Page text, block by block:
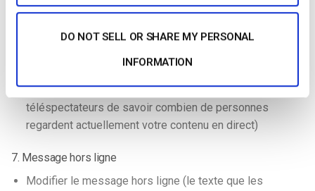
DO NOT SELL OR SHARE MY PERSONAL
INFORMATION
Boucle (si le contenu est lu et recommencé une fois qu’il
a atteint la fin)
Compteur de vues (option permettant aux
téléspectateurs de savoir combien de personnes
regardent actuellement votre contenu en direct)
7. Message hors ligne
Modifier le message hors ligne (le texte que les